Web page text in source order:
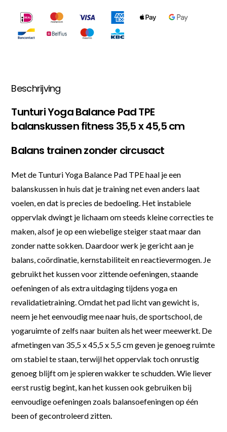
Beschrijving
Tunturi Yoga Balance Pad TPE
balanskussen fitness 35,5 x 45,5 cm
Balans trainen zonder circusact
Met de Tunturi Yoga Balance Pad TPE haal je een
balanskussen in huis dat je training net even anders laat
voelen, en dat is precies de bedoeling. Het instabiele
oppervlak dwingt je lichaam om steeds kleine correcties te
maken, alsof je op een wiebelige steiger staat maar dan
zonder natte sokken. Daardoor werk je gericht aan je
balans, coördinatie, kernstabiliteit en reactievermogen. Je
gebruikt het kussen voor zittende oefeningen, staande
oefeningen of als extra uitdaging tijdens yoga en
revalidatietraining. Omdat het pad licht van gewicht is,
neem je het eenvoudig mee naar huis, de sportschool, de
yogaruimte of zelfs naar buiten als het weer meewerkt. De
afmetingen van 35,5 x 45,5 x 5,5 cm geven je genoeg ruimte
om stabiel te staan, terwijl het oppervlak toch onrustig
genoeg blijft om je spieren wakker te schudden. Wie liever
eerst rustig begint, kan het kussen ook gebruiken bij
eenvoudige oefeningen zoals balansoefeningen op één
been of gecontroleerd zitten.